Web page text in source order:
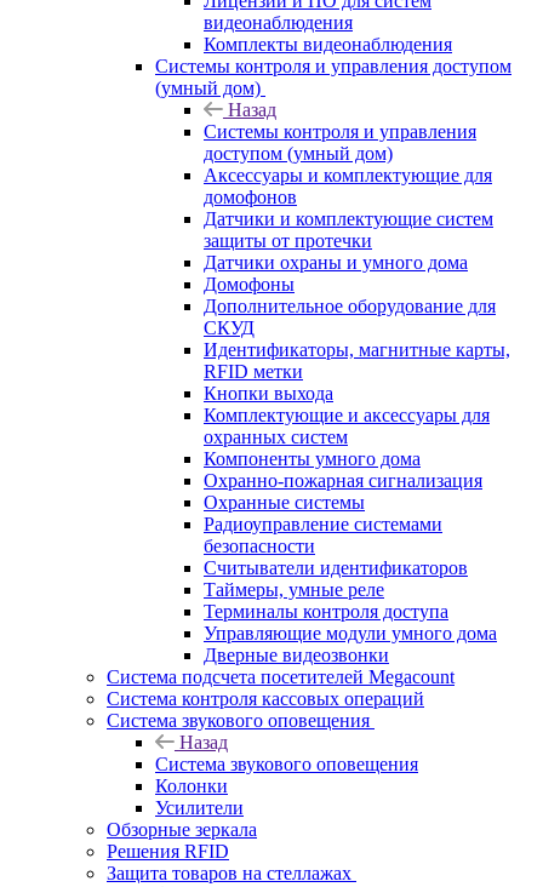
видеонаблюдения
Комплекты видеонаблюдения
Системы контроля и управления доступом
(умный дом)
Назад
Системы контроля и управления
доступом (умный дом)
Аксессуары и комплектующие для
домофонов
Датчики и комплектующие систем
защиты от протечки
Датчики охраны и умного дома
Домофоны
Дополнительное оборудование для
СКУД
Идентификаторы, магнитные карты,
RFID метки
Кнопки выхода
Комплектующие и аксессуары для
охранных систем
Компоненты умного дома
Охранно-пожарная сигнализация
Охранные системы
Радиоуправление системами
безопасности
Считыватели идентификаторов
Таймеры, умные реле
Терминалы контроля доступа
Управляющие модули умного дома
Дверные видеозвонки
Система подсчета посетителей Megacount
Система контроля кассовых операций
Система звукового оповещения
Назад
Система звукового оповещения
Колонки
Усилители
Обзорные зеркала
Решения RFID
Защита товаров на стеллажах